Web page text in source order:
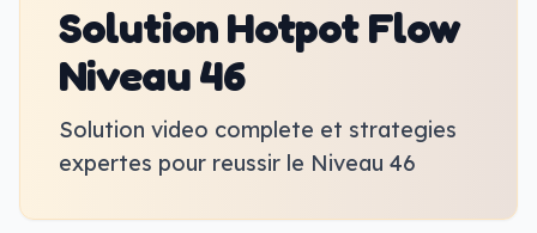
Solution Hotpot Flow
Niveau 46
Solution video complete et strategies
expertes pour reussir le Niveau 46